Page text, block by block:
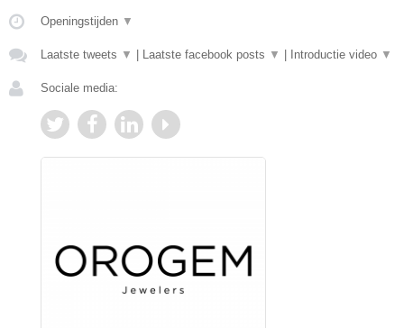
Openingstijden ▼
Laatste tweets ▼ Laatste facebook posts ▼ Introductie video ▼
Sociale media: